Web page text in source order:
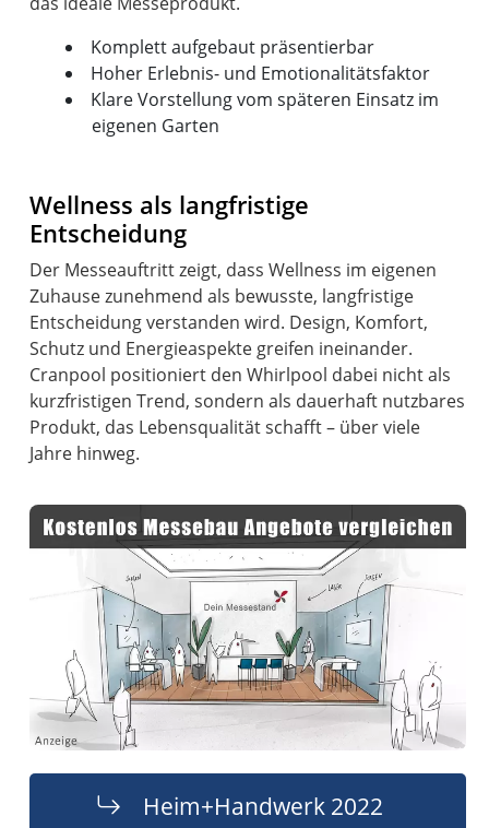
Komplett aufgebaut präsentierbar
Hoher Erlebnis- und Emotionalitätsfaktor
Klare Vorstellung vom späteren Einsatz im
eigenen Garten
Wellness als langfristige
Entscheidung
Der Messeauftritt zeigt, dass Wellness im eigenen
Zuhause zunehmend als bewusste, langfristige
Entscheidung verstanden wird. Design, Komfort,
Schutz und Energieaspekte greifen ineinander.
Cranpool positioniert den Whirlpool dabei nicht als
kurzfristigen Trend, sondern als dauerhaft nutzbares
Produkt, das Lebensqualität schafft – über viele
Jahre hinweg.
Heim+Handwerk 2022